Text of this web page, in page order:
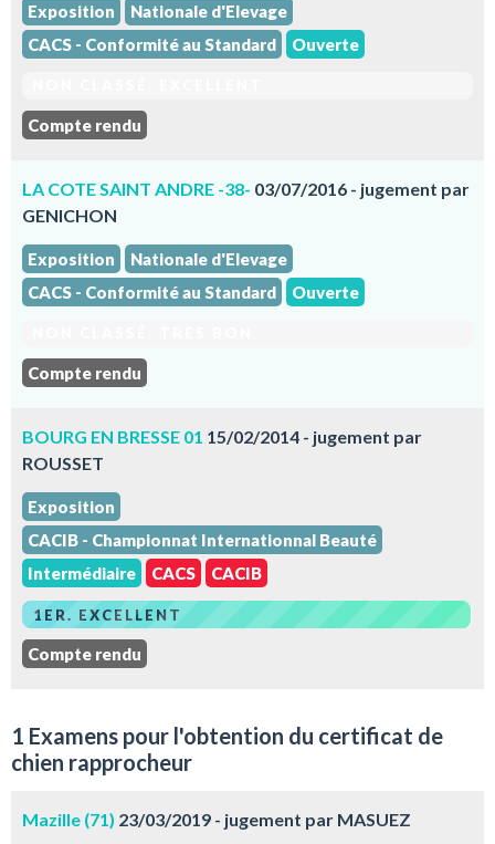
Exposition
Nationale d'Elevage
CACS - Conformité au Standard
Ouverte
Compte rendu
LA COTE SAINT ANDRE -38- 03/07/2016 - jugement par
GENICHON
Exposition
Nationale d'Elevage
CACS - Conformité au Standard
Ouverte
Compte rendu
BOURG EN BRESSE 01 15/02/2014 - jugement par
ROUSSET
Exposition
CACIB - Championnat Internationnal Beauté
Intermédiaire
CACS CACIB
1ER. EXCELLENT
Compte rendu
1 Examens pour l'obtention du certificat de
chien rapprocheur
Mazille (71) 23/03/2019 - jugement par MASUEZ